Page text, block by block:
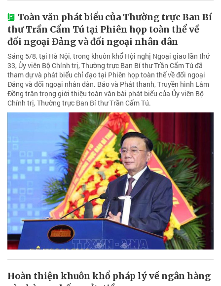
Toàn văn phát biểu của Thường trực Ban Bí
thư Trần Cẩm Tú tại Phiên họp toàn thể về
đối ngoại Đảng và đối ngoại nhân dân
Sáng 5/8, tại Hà Nội, trong khuôn khổ Hội nghị Ngoại giao lần thứ
33, Ủy viên Bộ Chính trị, Thường trực Ban Bí thư Trần Cẩm Tú đã
tham dự và phát biểu chỉ đạo tại Phiên họp toàn thể về đối ngoại
Đảng và đối ngoại nhân dân. Báo và Phát thanh, Truyền hình Lâm
Đồng trân trọng giới thiệu toàn văn bài phát biểu của Ủy viên Bộ
Chính trị, Thường trực Ban Bí thư Trần Cẩm Tú.
Hoàn thiện khuôn khổ pháp lý về ngân hàng